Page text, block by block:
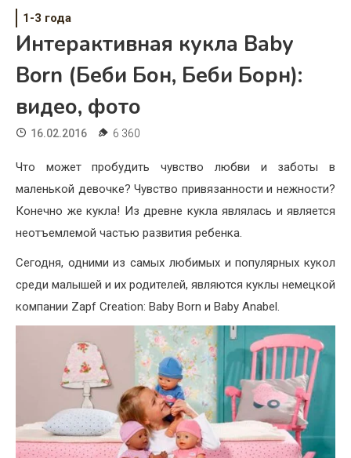
Дом
Жизнь
Хобби
Красота
Недвижимость
1-3 года
Интерактивная кукла Baby
Born (Беби Бон, Беби Борн):
видео, фото
16.02.2016 6 360
Что может пробудить чувство любви и заботы в
маленькой девочке? Чувство привязанности и нежности?
Конечно же кукла! Из древне кукла являлась и является
неотъемлемой частью развития ребенка.
Сегодня, одними из самых любимых и популярных кукол
среди малышей и их родителей, являются куклы немецкой
компании Zapf Creation: Baby Born и Baby Anabel.